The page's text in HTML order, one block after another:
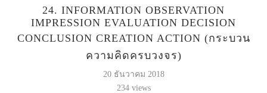
24. INFORMATION OBSERVATION
IMPRESSION EVALUATION DECISION
CONCLUSION CREATION ACTION (กระบวน
ความคิดครบวงจร)
20 ธันวาคม 2018
234views